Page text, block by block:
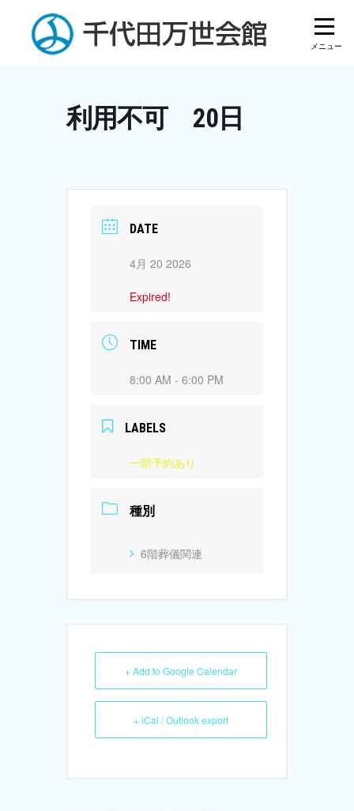
content
利用不可 20日
DATE
4月 20 2026
Expired!
TIME
8:00 AM - 6:00 PM
LABELS
一部予約あり
種別
6階葬儀関連
+ Add to Google Calendar
+ iCal / Outlook export